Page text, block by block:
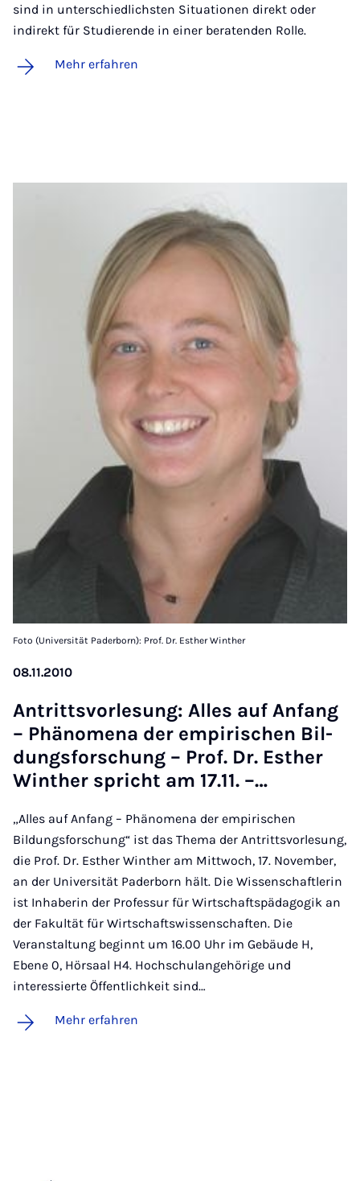
sind in unterschiedlichsten Situationen direkt oder
indirekt für Studierende in einer beratenden Rolle.
Mehr erfahren
Foto (Universität Paderborn): Prof. Dr. Esther Winther
08.11.2010
An­tritts­vor­le­sung: Al­les auf An­fang
– Phä­no­me­na der em­pi­ri­schen Bil­
dungs­for­schung – Prof. Dr. Esther
Win­ther spricht am 17.11. –…
„Alles auf Anfang – Phänomena der empirischen
Bildungsforschung“ ist das Thema der Antrittsvorlesung,
die Prof. Dr. Esther Winther am Mittwoch, 17. November,
an der Universität Paderborn hält. Die Wissenschaftlerin
ist Inhaberin der Professur für Wirtschaftspädagogik an
der Fakultät für Wirtschaftswissenschaften. Die
Veranstaltung beginnt um 16.00 Uhr im Gebäude H,
Ebene 0, Hörsaal H4. Hochschulangehörige und
interessierte Öffentlichkeit sind…
Mehr erfahren